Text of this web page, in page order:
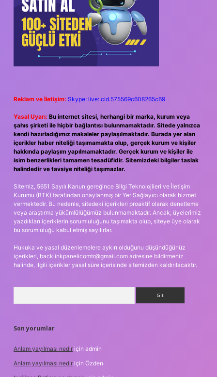
Reklam ve İletişim: Skype: live:.cid.575569c608265c69
Yasal Uyarı: Bu internet sitesi, herhangi bir marka, kurum veya
şahıs şirketi ile hiçbir bağlantısı bulunmamaktadır. Sitede yalnızca
kendi hazırladığımız makaleler paylaşılmaktadır. Burada yer alan
içerikler haber niteliği taşımamakta olup, gerçek kurum ve kişiler
hakkında paylaşım yapılmamaktadır. Gerçek kurum ve kişiler ile
isim benzerlikleri tamamen tesadüfidir. Sitemizdeki bilgiler taslak
halindedir ve tavsiye niteliği taşımazlar.
Sitemiz, 5651 Sayılı Kanun gereğince Bilgi Teknolojileri ve İletişim
Kurumu (BTK) tarafından onaylanmış bir Yer Sağlayıcı olarak hizmet
vermektedir. Bu nedenle, sitedeki içerikleri proaktif olarak denetleme
veya araştırma yükümlülüğümüz bulunmamaktadır. Ancak, üyelerimiz
yazdıkları içeriklerin sorumluluğunu taşımakta olup, siteye üye olarak
bu sorumluluğu kabul etmiş sayılırlar.
Hukuka ve yasal düzenlemelere aykırı olduğunu düşündüğünüz
içerikleri, backlinkpanelicomtr@gmail.com adresine bildirmeniz
halinde, ilgili içerikler yasal süre içerisinde sitemizden kaldırılacaktır.
Son yorumlar
Anlam yayılması nedir için admin
Anlam yayılması nedir için Özden